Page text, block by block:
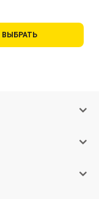
ВЫБРАТЬ